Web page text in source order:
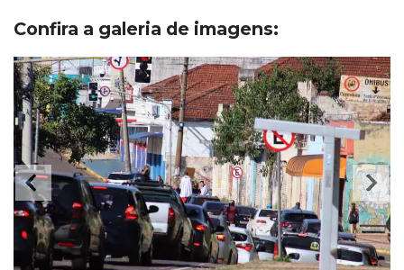
Confira a galeria de imagens: